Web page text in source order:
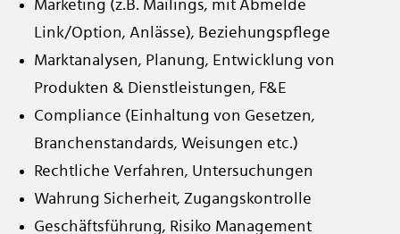
Marketing (z.B. Mailings, mit Abmelde
Link/Option, Anlässe), Beziehungspflege
Marktanalysen, Planung, Entwicklung von
Produkten & Dienstleistungen, F&E
Compliance (Einhaltung von Gesetzen,
Branchenstandards, Weisungen etc.)
Rechtliche Verfahren, Untersuchungen
Wahrung Sicherheit, Zugangskontrolle
Geschäftsführung, Risiko Management